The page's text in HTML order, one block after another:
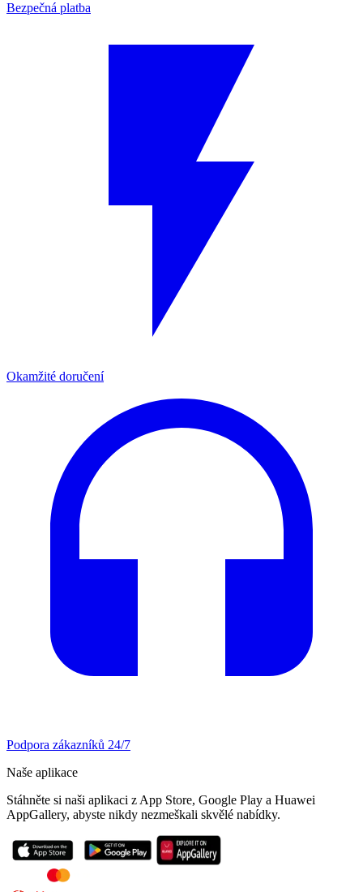
Bezpečná platba
Okamžité doručení
Podpora zákazníků 24/7
Naše aplikace
Stáhněte si naši aplikaci z App Store, Google Play a Huawei
AppGallery, abyste nikdy nezmeškali skvělé nabídky.